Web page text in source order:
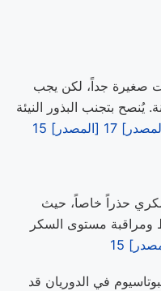
صغيرة جداً، لكن يجب
بتجنب البذور النيئة
17 [المصدر] 15
حذراً خاصاً، حيث
فقط ومراقبة مستوى السكر
15
في الدوريان قد